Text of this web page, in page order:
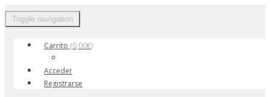
Toggle navigation
Carrito (0,00€)
Acceder
Registrarse